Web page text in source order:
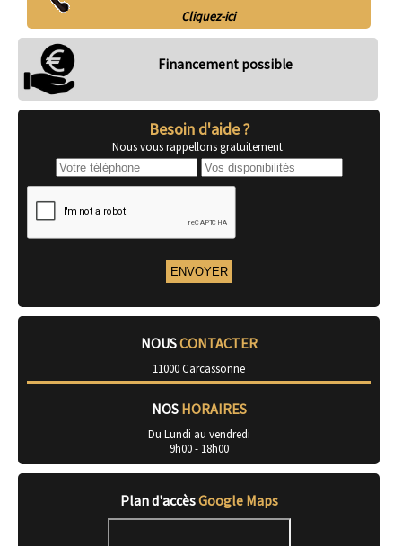
Cliquez-ici
Financement possible
Besoin d'aide ?
Nous vous rappellons gratuitement.
NOUSCONTACTER
11000 Carcassonne
NOS HORAIRES
Du Lundi au vendredi
9h00 - 18h00
Plan d'accèsGoogle Maps